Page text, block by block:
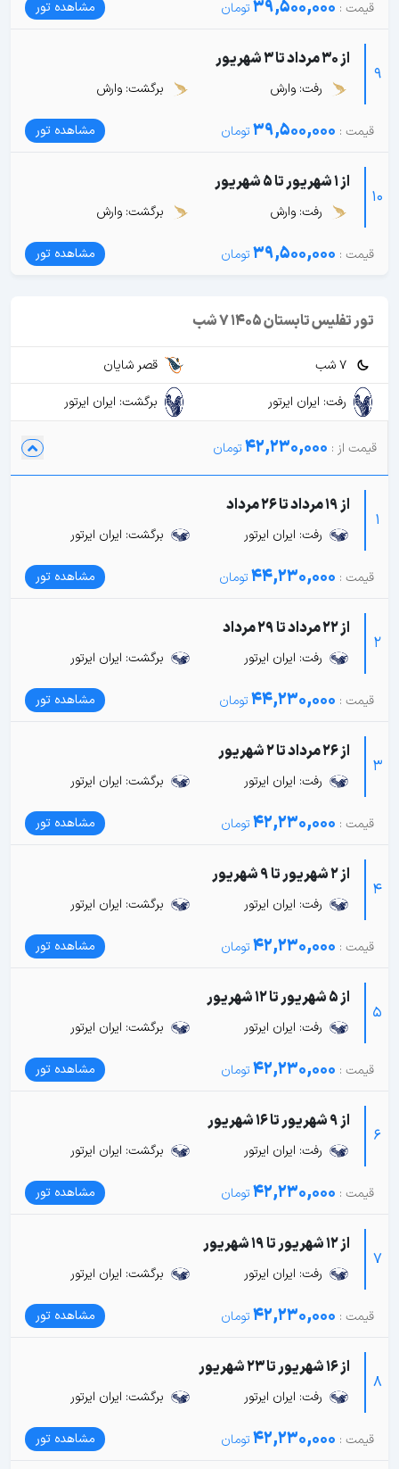
39,500,000 مشاهده تور
9
از 30 مرداد تا 3 شهریور
رفت: وارش برگشت: وارش
39,500,000 مشاهده تور
10
از 1 شهریور تا 5 شهریور
رفت: وارش برگشت: وارش
39,500,000 مشاهده تور
تور تفلیس تابستان 1405 7 شب
7 شب
قصر شایان
رفت: ایران ایرتور
برگشت: ایران ایرتور
42,230,000
1
از 19 مرداد تا 26 مرداد
رفت: ایران ایرتور برگشت: ایران ایرتور
44,230,000 مشاهده تور
2
از 22 مرداد تا 29 مرداد
رفت: ایران ایرتور برگشت: ایران ایرتور
44,230,000 مشاهده تور
3
از 26 مرداد تا 2 شهریور
رفت: ایران ایرتور برگشت: ایران ایرتور
42,230,000 مشاهده تور
4
از 2 شهریور تا 9 شهریور
رفت: ایران ایرتور برگشت: ایران ایرتور
42,230,000 مشاهده تور
5
از 5 شهریور تا 12 شهریور
رفت: ایران ایرتور برگشت: ایران ایرتور
42,230,000 مشاهده تور
6
از 9 شهریور تا 16 شهریور
رفت: ایران ایرتور برگشت: ایران ایرتور
42,230,000 مشاهده تور
7
از 12 شهریور تا 19 شهریور
رفت: ایران ایرتور برگشت: ایران ایرتور
42,230,000 مشاهده تور
8
از 16 شهریور تا 23 شهریور
رفت: ایران ایرتور برگشت: ایران ایرتور
42,230,000 مشاهده تور